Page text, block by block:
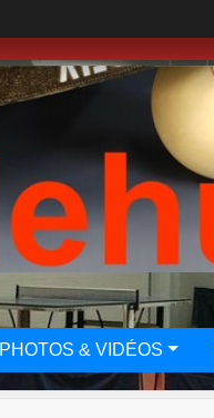
PHOTOS & VIDÉOS